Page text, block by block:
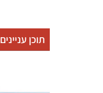
תוכן עניינים